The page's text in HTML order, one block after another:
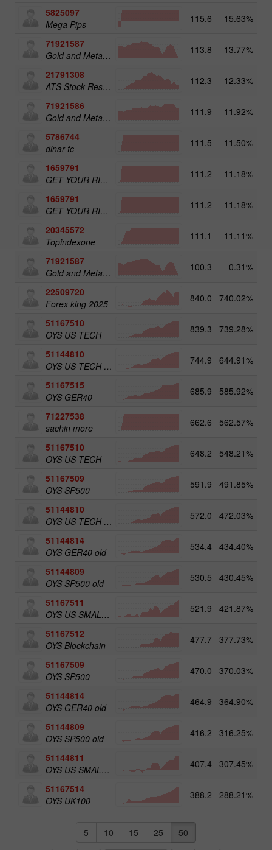
5825097
Mega Pips
115.6 15.63%
71921587
Gold and Metals 50
113.8 13.77%
21791308
ATS Stock Resources
112.3 12.33%
71921586
Gold and Metals 25
111.9 11.92%
5786744
dinar fc
111.5 11.50%
1659791
GET YOUR RICHES ORG.1
111.2 11.18%
1659791
GET YOUR RICHES ORG.1
111.2 11.18%
20345572
Topindexone
111.1 11.11%
71921587
Gold and Metals 50
100.3 0.31%
22509720
Forex king 2025
840.0 740.02%
51167510
OYS US TECH
839.3 739.28%
51144810
OYS US TECH old
744.9 644.91%
51167515
OYS GER40
685.9 585.92%
71227538
sachin more
662.6 562.57%
51167510
OYS US TECH
648.2 548.21%
51167509
OYS SP500
591.9 491.85%
51144810
OYS US TECH old
572.0 472.03%
51144814
OYS GER40 old
534.4 434.40%
51144809
OYS SP500 old
530.5 430.45%
51167511
OYS US SMALL CAPS
521.9 421.87%
51167512
OYS Blockchain
477.7 377.73%
51167509
OYS SP500
470.0 370.03%
51144814
OYS GER40 old
464.9 364.90%
51144809
OYS SP500 old
416.2 316.25%
51144811
OYS US SMALL CAPS old
407.4 307.45%
51167514
OYS UK100
388.2 288.21%
5 10 15 25 50